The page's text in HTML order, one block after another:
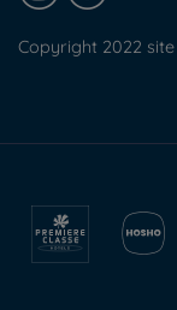
Copyright 2022 site